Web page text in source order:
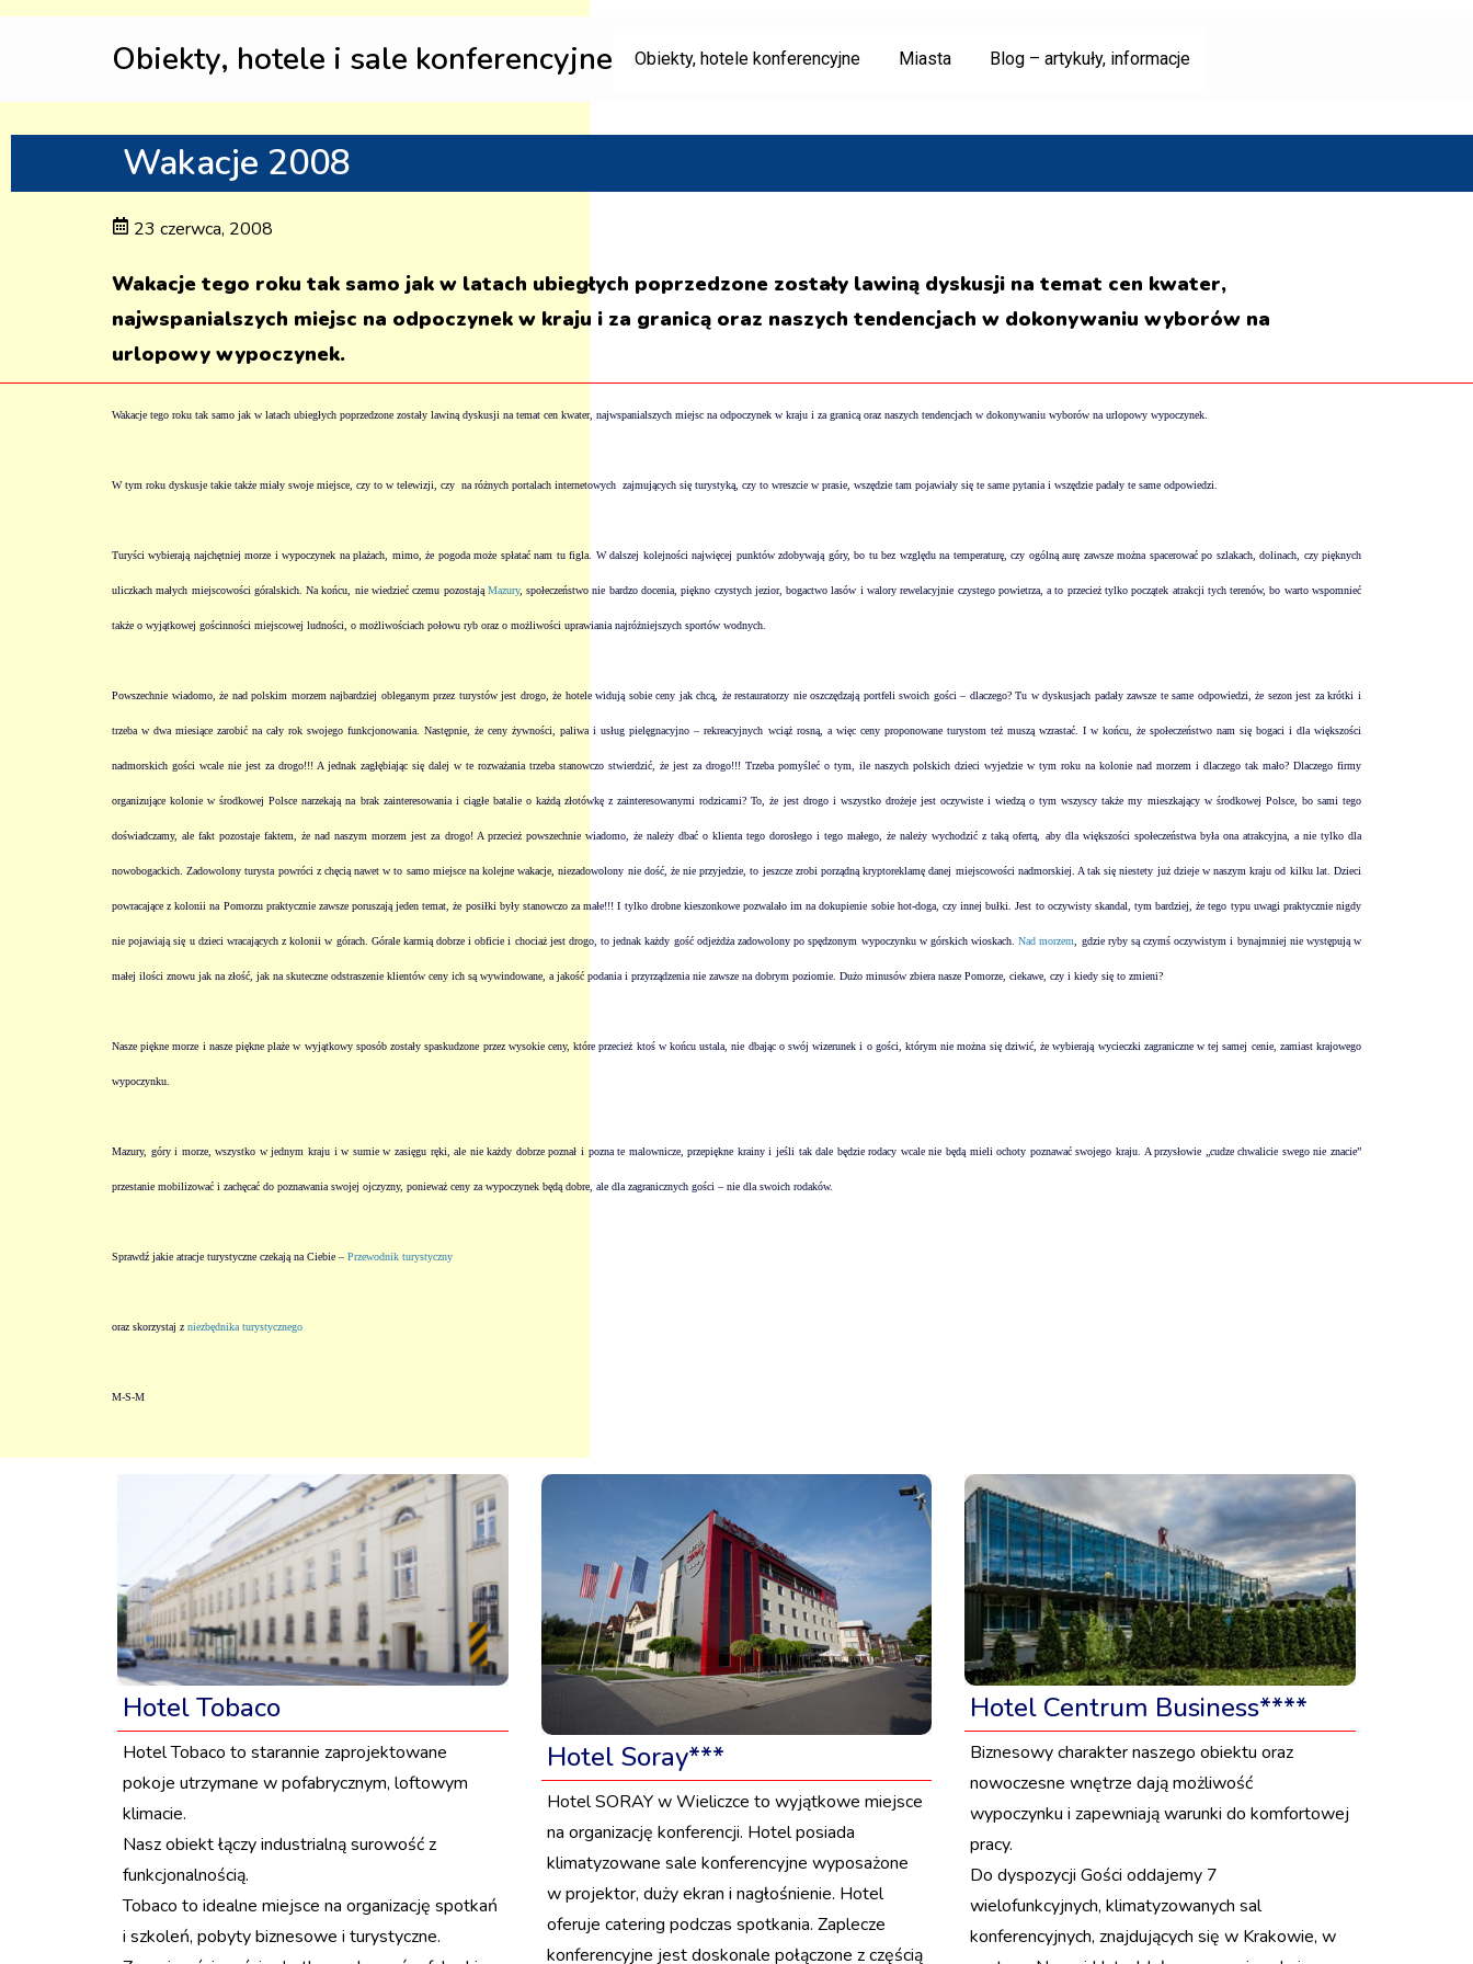
Obiekty, hotele i sale konferencyjne Obiekty, hotele konferencyjne Miasta Blog – artykuły, informacje
Wakacje 2008
23 czerwca, 2008
Wakacje tego roku tak samo jak w latach ubiegłych poprzedzone zostały lawiną dyskusji na temat cen kwater,
najwspanialszych miejsc na odpoczynek w kraju i za granicą oraz naszych tendencjach w dokonywaniu wyborów na
urlopowy wypoczynek.
Wakacje tego roku tak samo jak w latach ubiegłych poprzedzone zostały lawiną dyskusji na temat cen kwater, najwspanialszych miejsc na odpoczynek w kraju i za granicą oraz naszych tendencjach w dokonywaniu wyborów na urlopowy wypoczynek.
W tym roku dyskusje takie także miały swoje miejsce, czy to w telewizji, czy na różnych portalach internetowych zajmujących się turystyką, czy to wreszcie w prasie, wszędzie tam pojawiały się te same pytania i wszędzie padały te same odpowiedzi.
Turyści wybierają najchętniej morze i wypoczynek na plażach, mimo, że pogoda może spłatać nam tu figla. W dalszej kolejności najwięcej punktów zdobywają góry, bo tu bez względu na temperaturę, czy ogólną aurę zawsze można spacerować po szlakach, dolinach, czy pięknych
uliczkach małych miejscowości góralskich. Na końcu, nie wiedzieć czemu pozostają Mazury, społeczeństwo nie bardzo docenia, piękno czystych jezior, bogactwo lasów i walory rewelacyjnie czystego powietrza, a to przecież tylko początek atrakcji tych terenów, bo warto wspomnieć
także o wyjątkowej gościnności miejscowej ludności, o możliwościach połowu ryb oraz o możliwości uprawiania najróżniejszych sportów wodnych.
Powszechnie wiadomo, że nad polskim morzem najbardziej obleganym przez turystów jest drogo, że hotele widują sobie ceny jak chcą, że restauratorzy nie oszczędzają portfeli swoich gości – dlaczego? Tu w dyskusjach padały zawsze te same odpowiedzi, że sezon jest za krótki i
trzeba w dwa miesiące zarobić na cały rok swojego funkcjonowania. Następnie, że ceny żywności, paliwa i usług pielęgnacyjno – rekreacyjnych wciąż rosną, a więc ceny proponowane turystom też muszą wzrastać. I w końcu, że społeczeństwo nam się bogaci i dla większości
nadmorskich gości wcale nie jest za drogo!!! A jednak zagłębiając się dalej w te rozważania trzeba stanowczo stwierdzić, że jest za drogo!!! Trzeba pomyśleć o tym, ile naszych polskich dzieci wyjedzie w tym roku na kolonie nad morzem i dlaczego tak mało? Dlaczego firmy
organizujące kolonie w środkowej Polsce narzekają na brak zainteresowania i ciągłe batalie o każdą złotówkę z zainteresowanymi rodzicami? To, że jest drogo i wszystko drożeje jest oczywiste i wiedzą o tym wszyscy także my mieszkający w środkowej Polsce, bo sami tego
doświadczamy, ale fakt pozostaje faktem, że nad naszym morzem jest za drogo! A przecież powszechnie wiadomo, że należy dbać o klienta tego dorosłego i tego małego, że należy wychodzić z taką ofertą, aby dla większości społeczeństwa była ona atrakcyjna, a nie tylko dla
nowobogackich. Zadowolony turysta powróci z chęcią nawet w to samo miejsce na kolejne wakacje, niezadowolony nie dość, że nie przyjedzie, to jeszcze zrobi porządną kryptoreklamę danej miejscowości nadmorskiej. A tak się niestety już dzieje w naszym kraju od kilku lat. Dzieci
powracające z kolonii na Pomorzu praktycznie zawsze poruszają jeden temat, że posiłki były stanowczo za małe!!! I tylko drobne kieszonkowe pozwalało im na dokupienie sobie hot-doga, czy innej bułki. Jest to oczywisty skandal, tym bardziej, że tego typu uwagi praktycznie nigdy
nie pojawiają się u dzieci wracających z kolonii w górach. Górale karmią dobrze i obficie i chociaż jest drogo, to jednak każdy gość odjeżdża zadowolony po spędzonym wypoczynku w górskich wioskach.Nad morzem , gdzie ryby są czymś oczywistym i bynajmniej nie występują w
małej ilości znowu jak na złość, jak na skuteczne odstraszenie klientów ceny ich są wywindowane, a jakość podania i przyrządzenia nie zawsze na dobrym poziomie. Dużo minusów zbiera nasze Pomorze, ciekawe, czy i kiedy się to zmieni?
Nasze piękne morze i nasze piękne plaże w wyjątkowy sposób zostały spaskudzone przez wysokie ceny, które przecież ktoś w końcu ustala, nie dbając o swój wizerunek i o gości, którym nie można się dziwić, że wybierają wycieczki zagraniczne w tej samej cenie, zamiast krajowego
wypoczynku.
Mazury, góry i morze, wszystko w jednym kraju i w sumie w zasięgu ręki, ale nie każdy dobrze poznał i pozna te malownicze, przepiękne krainy i jeśli tak dale będzie rodacy wcale nie będą mieli ochoty poznawać swojego kraju. A przysłowie „cudze chwalicie swego nie znacie”
przestanie mobilizować i zachęcać do poznawania swojej ojczyzny, ponieważ ceny za wypoczynek będą dobre, ale dla zagranicznych gości – nie dla swoich rodaków.
Sprawdź jakie atracje turystyczne czekają na Ciebie – Przewodnik turystyczny
oraz skorzystaj z niezbędnika turystycznego
M-S-M
Hotel Tobaco
Hotel Tobaco to starannie zaprojektowane
pokoje utrzymane w pofabrycznym, loftowym
klimacie.
Nasz obiekt łączy industrialną surowość z
funkcjonalnością.
Tobaco to idealne miejsce na organizację spotkań
i szkoleń, pobyty biznesowe i turystyczne.
Hotel Soray***
Hotel SORAY w Wieliczce to wyjątkowe miejsce
na organizację konferencji. Hotel posiada
klimatyzowane sale konferencyjne wyposażone
w projektor, duży ekran i nagłośnienie. Hotel
oferuje catering podczas spotkania. Zaplecze
konferencyjne jest doskonale połączone z częścią
Hotel Centrum Business****
Biznesowy charakter naszego obiektu oraz
nowoczesne wnętrze dają możliwość
wypoczynku i zapewniają warunki do komfortowej
pracy.
Do dyspozycji Gości oddajemy 7
wielofunkcyjnych, klimatyzowanych sal
konferencyjnych, znajdujących się w Krakowie, w